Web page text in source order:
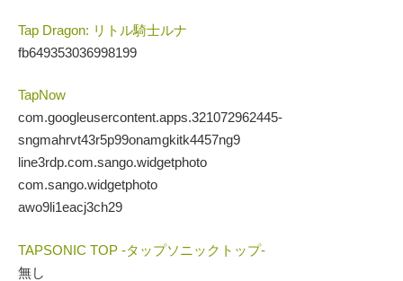
Tap Dragon: リトル騎士ルナ
fb649353036998199
TapNow
com.googleusercontent.apps.321072962445-
sngmahrvt43r5p99onamgkitk4457ng9
line3rdp.com.sango.widgetphoto
com.sango.widgetphoto
awo9li1eacj3ch29
TAPSONIC TOP -タップソニックトップ-
無し